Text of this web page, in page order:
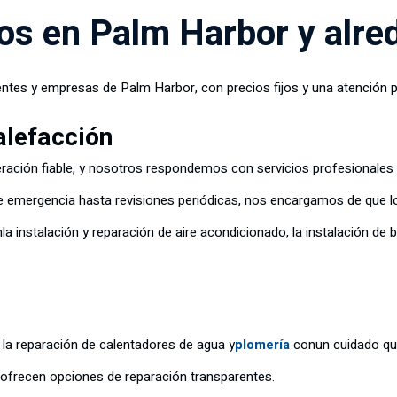
en Palm Harbor y
y empresas de Palm Harbor, con precios fijos y una atención
fiable, y nosotros respondemos con servicios
hasta revisiones periódicas, nos encargamos de que
la instalación y reparación de aire acondicionado, la instalación de
reparación de calentadores de agua yplomeríaconun cuidado
opciones de reparación transparentes.